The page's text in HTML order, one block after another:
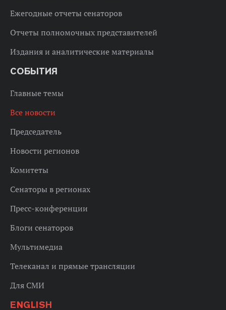
Ежегодные отчеты сенаторов
Отчеты полномочных представителей
Издания и аналитические материалы
СОБЫТИЯ
Главные темы
Все новости
Председатель
Новости регионов
Комитеты
Сенаторы в регионах
Пресс-конференции
Блоги сенаторов
Мультимедиа
Телеканал и прямые трансляции
Для СМИ
ENGLISH